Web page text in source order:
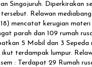
Singojuruh. Diperkirakan
Relawan
mencatat kerugian
parah dan 109 rumah
5 Mobil dan 3
ikut terdampak lumpur.
: Terdapat 29 Rumah